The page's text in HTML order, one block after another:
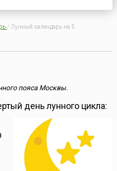
/ Лунный календарь на 5
пояса Москвы.
день лунного цикла: